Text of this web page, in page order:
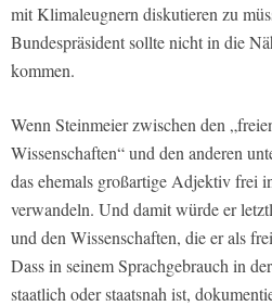
mit Klimaleugnern diskutieren zu
Bundespräsident sollte nicht in die
kommen.
Wenn Steinmeier zwischen den
Wissenschaften“ und den anderen
das ehemals großartige Adjektiv frei
verwandeln. Und damit würde er
und den Wissenschaften, die er als
Dass in seinem Sprachgebrauch in
staatlich oder staatsnah ist,